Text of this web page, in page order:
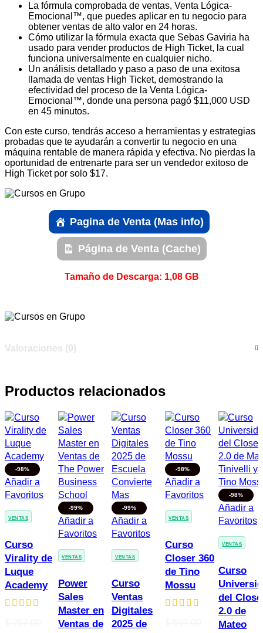
La fórmula comprobada de ventas, Venta Lógica-
Emocional™, que puedes aplicar en tu negocio para
obtener ventas de alto valor en 24 horas.
Cómo utilizar la fórmula exacta que Sebas Gaviria ha
usado para vender productos de High Ticket, la cual
funciona universalmente en cualquier nicho.
Un análisis detallado y paso a paso de una exitosa
llamada de ventas High Ticket, demostrando la
efectividad del proceso de la Venta Lógica-
Emocional™, donde una persona pagó $11,000 USD
en 45 minutos.
Con este curso, tendrás acceso a herramientas y estrategias
probadas que te ayudarán a convertir tu negocio en una
máquina rentable de manera rápida y efectiva. No pierdas la
oportunidad de entrenarte para ser un vendedor exitoso de
High Ticket por solo $17.
Pagina de Venta (Mas info)
Página de Venta (Cache)
Tamaño de Descarga: 1,08 GB
Valoraciones (0)
Productos relacionados
-98%
Añadir a
Favoritos
Curso
Virality de
Luque
Academy
VENTAS
-99%
Añadir a
Favoritos
Power
Sales
Master en
Ventas de
VENTAS
-99%
Añadir a
Favoritos
Curso
Ventas
Digitales
2025 de
VENTAS
-98%
Añadir a
Favoritos
Curso
Closer 360
de Tino
Mossu
VENTAS
-98%
Añadir a
Favoritos
Curso
del
2.0 de
Mateo
VENTAS